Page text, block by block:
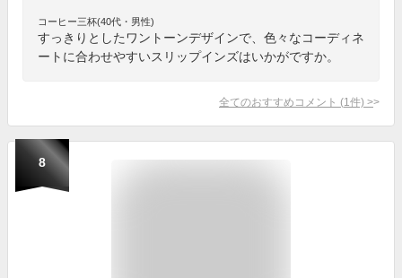
コーヒー三杯(40代・男性)
すっきりとしたワントーンデザインで、色々なコーディネ
ートに合わせやすいスリップインズはいかがですか。
全てのおすすめコメント (1 件) >
8